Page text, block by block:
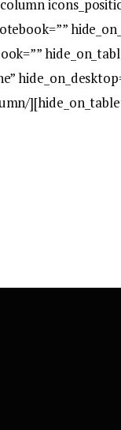
hide_on_tablet=”1″